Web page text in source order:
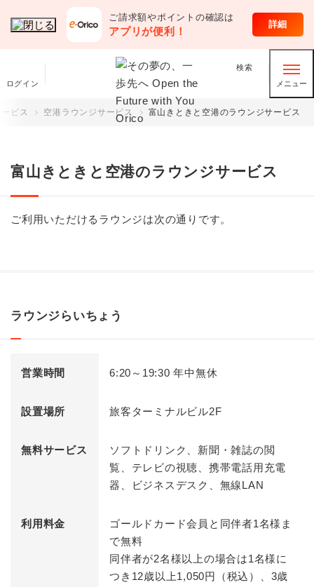
ご請求額やポイントの確認は
アプリが便利！
詳細
ログイン
検索
メニュー
クレジットカード
ビス 空港ラウンジサービス 富山きときと空港のラウンジサービス
富山きときと空港のラウンジサービス
ご利用いただけるラウンジは次の通りです。
ラウンジらいちょう
営業時間 6:20～19:30 年中無休
設置場所 旅客ターミナルビル2F
無料サービス
ソフトドリンク、新聞・雑誌の閲
覧、テレビの視聴、携帯電話用充電
器、ビジネスデスク、無線LAN
利用料金
ゴールドカード会員と同伴者1名様ま
で無料
同伴者が2名様以上の場合は1名様に
つき12歳以上1,050円（税込）、3歳